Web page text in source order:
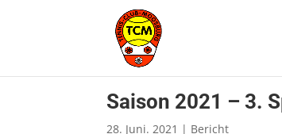
Saison 2021 – 3.
28. Juni. 2021 | Bericht